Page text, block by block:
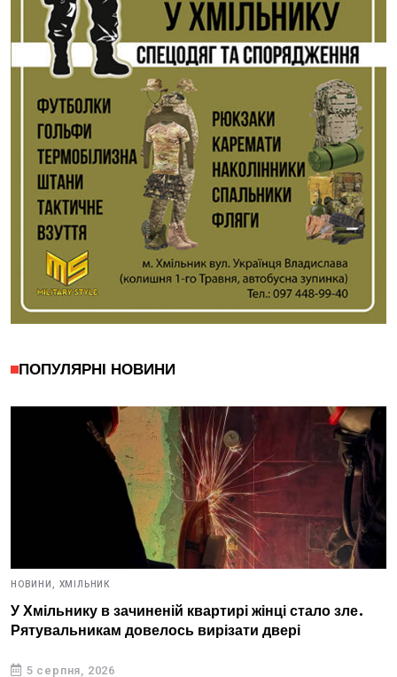
ПОПУЛЯРНІ НОВИНИ
НОВИНИ, ХМІЛЬНИК
У Хмільнику в зачиненій квартирі жінці стало зле.
Рятувальникам довелось вирізати двері
5 серпня, 2026